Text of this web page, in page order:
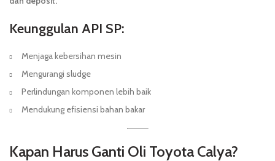
Keunggulan API SP:
Menjaga kebersihan mesin
Mengurangi sludge
Perlindungan komponen lebih baik
Mendukung efisiensi bahan bakar
Kapan Harus Ganti Oli Toyota Calya?